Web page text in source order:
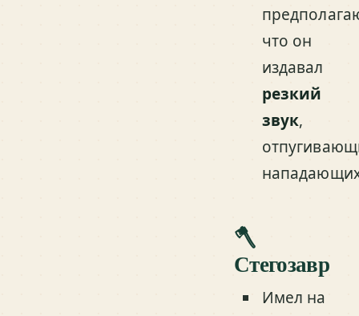
что он
издавал
резкий
звук,
🪓
Стегозавр
Имел на